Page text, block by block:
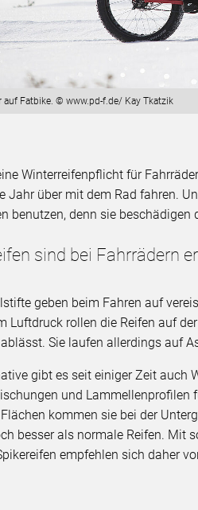
auf Fatbike. © www.pd-f.de/ Kay Tkatzik
Winterreifenpflicht für
Jahr über mit dem Rad fahren.
benutzen, denn sie beschädigen
sind bei Fahrrädern
geben beim Fahren auf
Luftdruck rollen die Reifen auf
Sie laufen allerdings auf
gibt es seit einiger Zeit auch
und Lammellenprofilen
kommen sie bei der
besser als normale Reifen. Mit
empfehlen sich daher